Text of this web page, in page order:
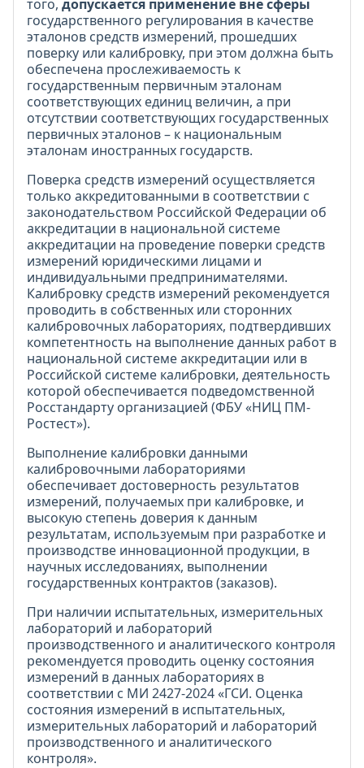
того, допускается применение вне сферы
государственного регулирования в качестве
эталонов средств измерений, прошедших
поверку или калибровку, при этом должна быть
обеспечена прослеживаемость к
государственным первичным эталонам
соответствующих единиц величин, а при
отсутствии соответствующих государственных
первичных эталонов – к национальным
эталонам иностранных государств.
Поверка средств измерений осуществляется
только аккредитованными в соответствии с
законодательством Российской Федерации об
аккредитации в национальной системе
аккредитации на проведение поверки средств
измерений юридическими лицами и
индивидуальными предпринимателями.
Калибровку средств измерений рекомендуется
проводить в собственных или сторонних
калибровочных лабораториях, подтвердивших
компетентность на выполнение данных работ в
национальной системе аккредитации или в
Российской системе калибровки, деятельность
которой обеспечивается подведомственной
Росстандарту организацией (ФБУ «НИЦ ПМ-
Ростест»).
Выполнение калибровки данными
калибровочными лабораториями
обеспечивает достоверность результатов
измерений, получаемых при калибровке, и
высокую степень доверия к данным
результатам, используемым при разработке и
производстве инновационной продукции, в
научных исследованиях, выполнении
государственных контрактов (заказов).
При наличии испытательных, измерительных
лабораторий и лабораторий
производственного и аналитического контроля
рекомендуется проводить оценку состояния
измерений в данных лабораториях в
соответствии с МИ 2427-2024 «ГСИ. Оценка
состояния измерений в испытательных,
измерительных лабораторий и лабораторий
производственного и аналитического
контроля».